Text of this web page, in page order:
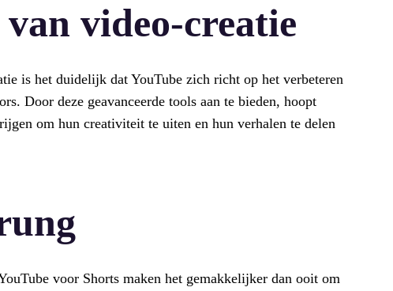
video-creatie
is het duidelijk dat YouTube zich richt op het verbeteren
Door deze geavanceerde tools aan te bieden, hoopt
om hun creativiteit te uiten en hun verhalen te delen
voor Shorts maken het gemakkelijker dan ooit om